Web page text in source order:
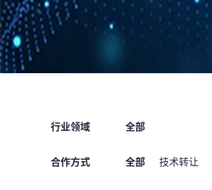
行业领域 全部
合作方式 全部 技术转让